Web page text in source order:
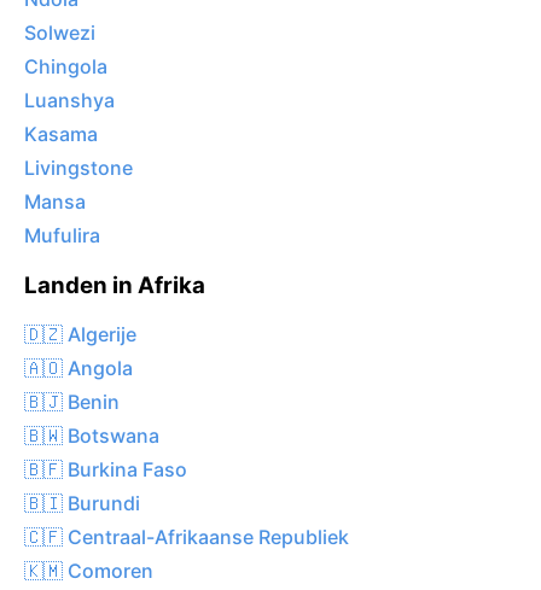
Solwezi
Chingola
Luanshya
Kasama
Livingstone
Mansa
Mufulira
Landen in Afrika
🇩🇿 Algerije
🇦🇴 Angola
🇧🇯 Benin
🇧🇼 Botswana
🇧🇫 Burkina Faso
🇧🇮 Burundi
🇨🇫 Centraal-Afrikaanse Republiek
🇰🇲 Comoren